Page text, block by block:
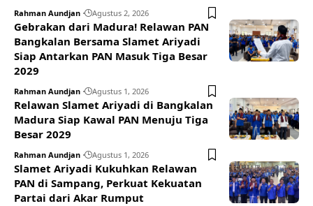
Rahman Aundjan Agustus 2, 2026
Gebrakan dari Madura! Relawan PAN
Bangkalan Bersama Slamet Ariyadi
Siap Antarkan PAN Masuk Tiga Besar
2029
Rahman Aundjan Agustus 1, 2026
Relawan Slamet Ariyadi di Bangkalan
Madura Siap Kawal PAN Menuju Tiga
Besar 2029
Rahman Aundjan Agustus 1, 2026
Slamet Ariyadi Kukuhkan Relawan
PAN di Sampang, Perkuat Kekuatan
Partai dari Akar Rumput